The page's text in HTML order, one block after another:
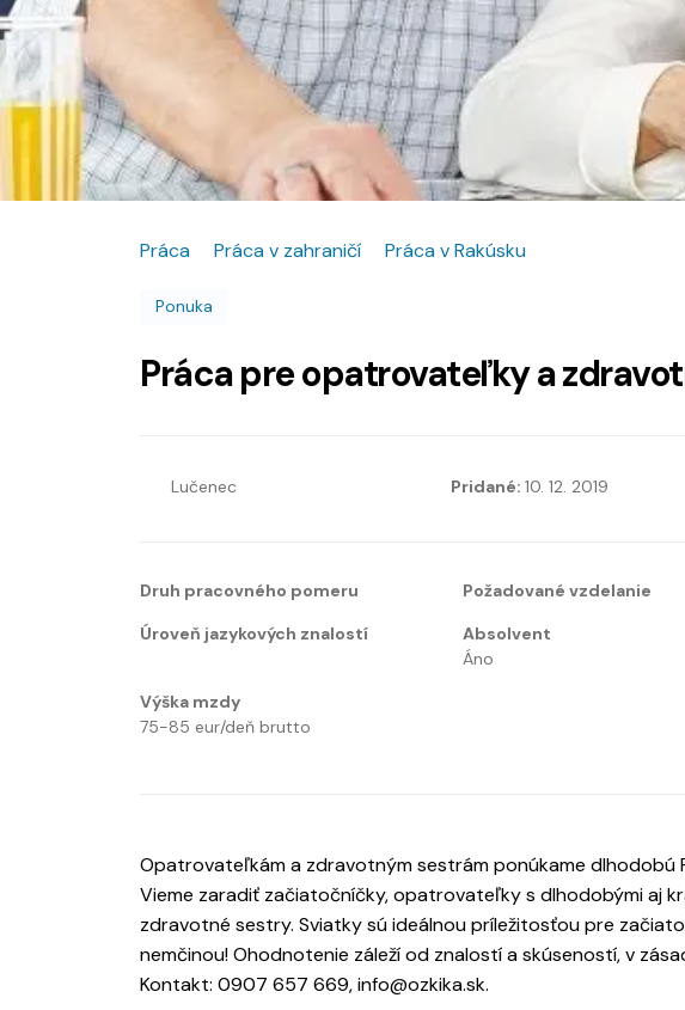
Práca Práca v zahraničí Práca v Rakúsku
Ponuka
Práca pre opatrovateľky a
Lučenec Pridané: 10. 12. 2019
Druh pracovného pomeru Požadované vzdelanie
Úroveň jazykových znalostí
Absolvent
Áno
Výška mzdy
75-85 eur/deň brutto
Opatrovateľkám a zdravotným sestrám ponúkame dlhodobú
Vieme zaradiť začiatočníčky, opatrovateľky s dlhodobými aj
zdravotné sestry. Sviatky sú ideálnou príležitosťou pre
nemčinou! Ohodnotenie záleží od znalostí a skúseností, v
Kontakt: 0907 657 669, info@ozkika.sk.